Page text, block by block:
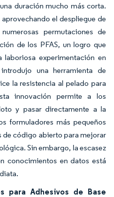
duración mucho más corta.
el despliegue de
permutaciones de
de los PFAS, un logro que
experimentación en
una herramienta de
la resistencia al pelado para
innovación permite a los
y pasar directamente a la
formuladores más pequeños
de código abierto para mejorar
Sin embargo, la escasez
conocimientos en datos está
para Adhesivos de Base